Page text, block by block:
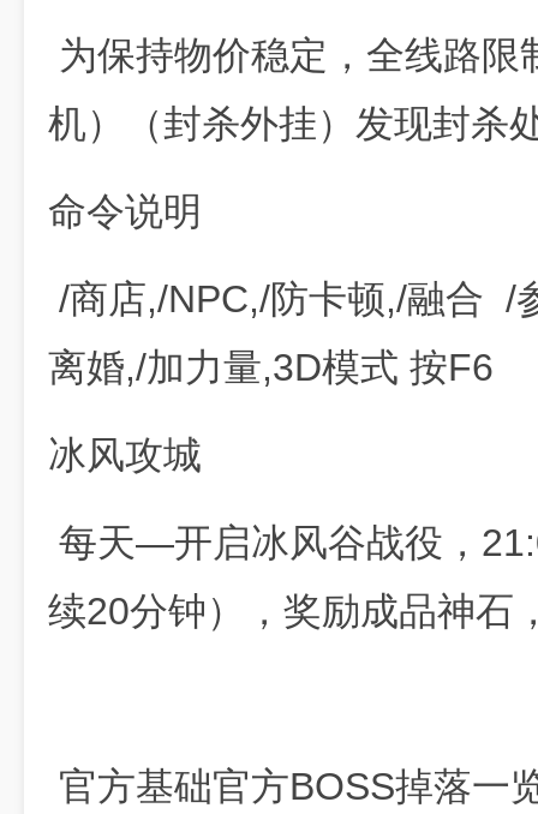
为保持物价稳定，全线路
机）（封杀外挂）发现封杀
命令说明
/商店,/NPC,/防卡顿,/融合 /
离婚,/加力量,3D模式 按F6
冰风攻城
每天—开启冰风谷战役，
续20分钟），奖励成品神石
官方基础官方BOSS掉落一